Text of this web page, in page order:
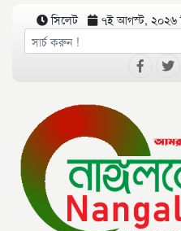
সিলেট ৭ই আগস্ট, ২০২৬